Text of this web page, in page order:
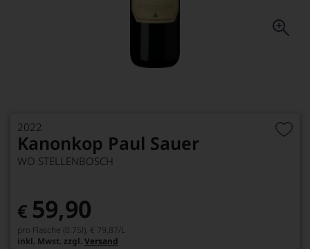
2022
Kanonkop Paul Sauer
WO STELLENBOSCH
€ 59,90
pro Flasche (0.75l), € 79,87/L
inkl. Mwst. zzgl. Versand